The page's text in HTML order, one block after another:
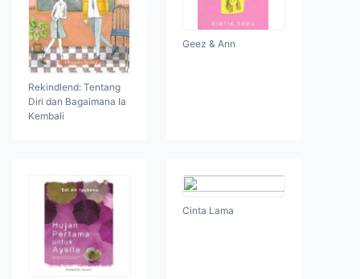
Rekindlend: Tentang
Diri dan Bagaimana Ia
Kembali
Geez & Ann
Cinta Lama